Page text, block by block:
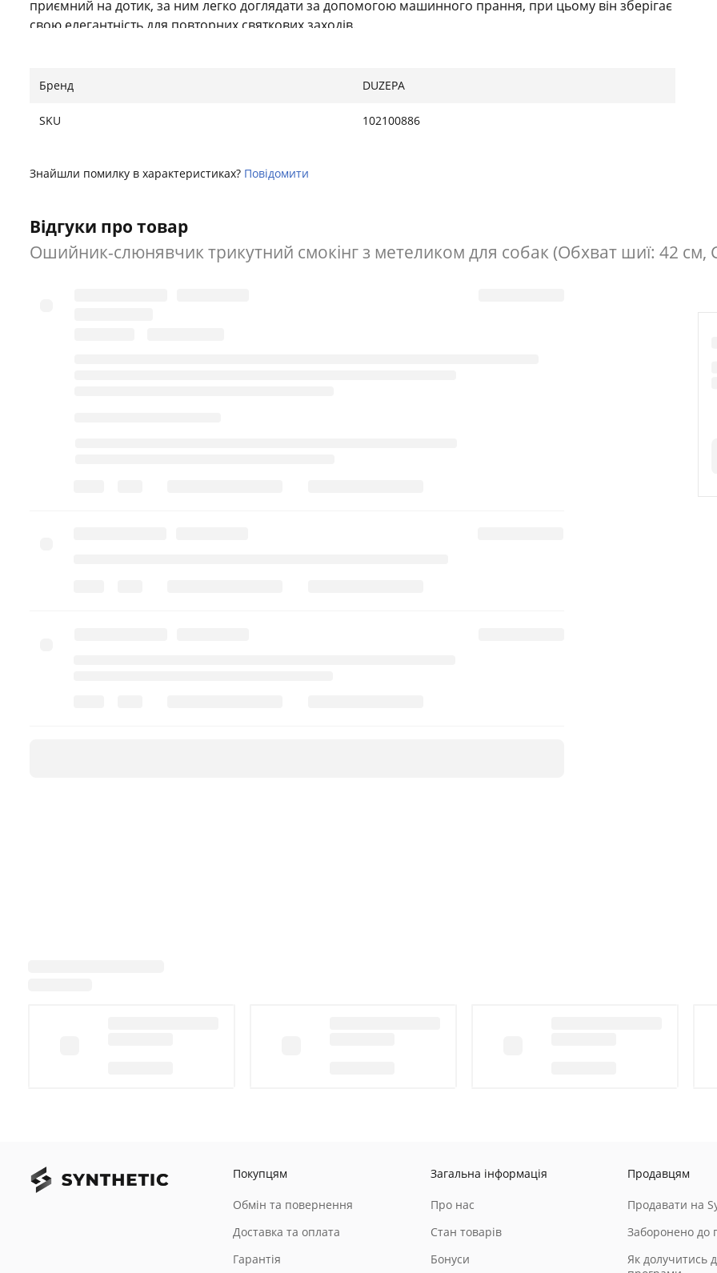
приємний на дотик, за ним легко доглядати за допомогою машинного прання, при цьому він зберігає
свою елегантність для повторних святкових заходів.
вашого улюбленця навіть при тривалому носінні.
Цей універсальний смокінг забезпечує позачасовий елегантний вигляд цілий рік, від весіль до
випадку.
Бренд DUZEPA
SKU 102100886
Знайшли помилку в характеристиках? Повідомити
Відгуки про товар
Ошийник-слюнявчик трикутний смокінг з метеликом для собак (Обхват шиї: 42 см,
Покупцям
Обмін та повернення
Доставка та оплата
Гарантія
Загальна інформація
Про нас
Стан товарів
Бонуси
Продавцям
Продавати на
Заборонено до
Як долучитись